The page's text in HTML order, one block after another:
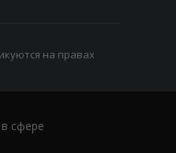
на правах
сфере